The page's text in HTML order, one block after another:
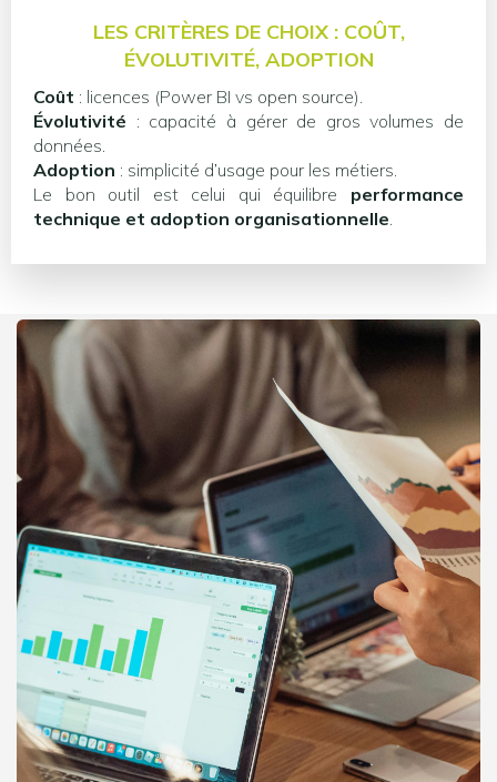
LES CRITÈRES DE CHOIX : COÛT,
ÉVOLUTIVITÉ, ADOPTION
Coût : licences (Power BI vs open source).
Évolutivité : capacité à gérer de gros volumes de
données.
Adoption : simplicité d’usage pour les métiers.
Le bon outil est celui qui équilibre performance
technique et adoption organisationnelle.